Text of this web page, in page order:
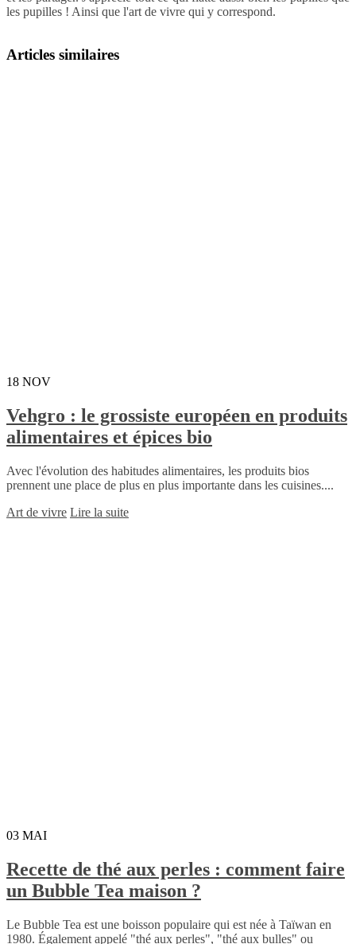
les pupilles ! Ainsi que l'art de vivre qui y correspond.
Articles similaires
18 NOV
Vehgro : le grossiste européen en produits
alimentaires et épices bio
Avec l'évolution des habitudes alimentaires, les produits bios
prennent une place de plus en plus importante dans les cuisines....
Art de vivre Lire la suite
03 MAI
Recette de thé aux perles : comment faire
un Bubble Tea maison ?
Le Bubble Tea est une boisson populaire qui est née à Taïwan en
1980. Également appelé "thé aux perles", "thé aux bulles" ou